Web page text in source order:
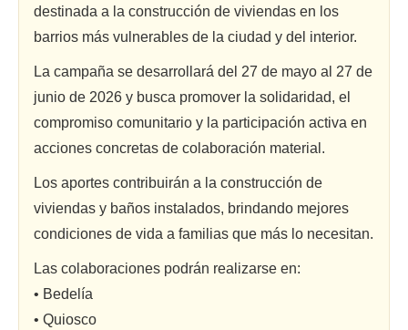
destinada a la construcción de viviendas en los
barrios más vulnerables de la ciudad y del interior.
La campaña se desarrollará del 27 de mayo al 27 de
junio de 2026 y busca promover la solidaridad, el
compromiso comunitario y la participación activa en
acciones concretas de colaboración material.
Los aportes contribuirán a la construcción de
viviendas y baños instalados, brindando mejores
condiciones de vida a familias que más lo necesitan.
Las colaboraciones podrán realizarse en:
• Bedelía
• Quiosco